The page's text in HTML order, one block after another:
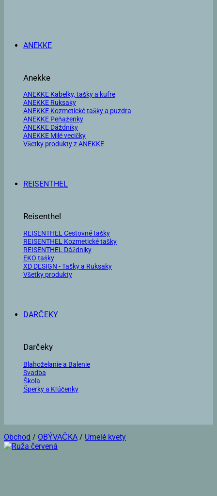
ANEKKE
Anekke
ANEKKE Kabelky, tašky a kufre
ANEKKE Ruksaky
ANEKKE Kozmetické tašky a puzdra
ANEKKE Peňaženky
ANEKKE Dáždniky
ANEKKE Milé vecičky
Všetky produkty z ANEKKE
REISENTHEL
Reisenthel
REISENTHEL Cestovné tašky
REISENTHEL Kozmetické tašky
REISENTHEL Dáždniky
EKO tašky
XD DESIGN - Tašky a Ruksaky
Všetky produkty
DARČEKY
Darčeky
Blahoželanie a Balenie
Svadba
Škola
Šperky a Kľúčenky
Obchod / OBÝVAČKA / Umelé kvety